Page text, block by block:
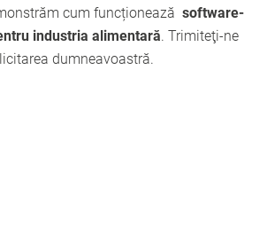
cum funcționează software-
industria alimentară. Trimiteţi-ne
dumneavoastră.